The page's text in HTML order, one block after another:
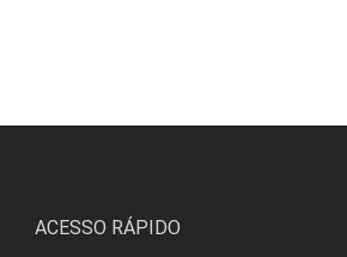
ACESSO RÁPIDO